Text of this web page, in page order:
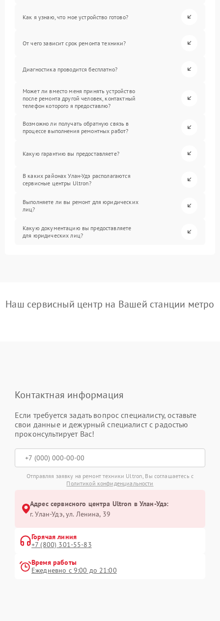
Как я узнаю, что мое устройство готово?
От чего зависит срок ремонта техники?
Диагностика проводится бесплатно?
Может ли вместо меня принять устройство
после ремонта другой человек, контактный
телефон которого я предоставлю?
Возможно ли получать обратную связь в
процессе выполнения ремонтных работ?
Какую гарантию вы предоставляете?
В каких районах Улан-Удэ располагаются
сервисные центры Ultron?
Выполняете ли вы ремонт для юридических
лиц?
Какую документацию вы предоставляете
для юридических лиц?
Наш сервисный центр на Вашей станции метро
Контактная информация
Если требуется задать вопрос специалисту, оставьте
свои данные и дежурный специалист с радостью
проконсультирует Вас!
Отправляя заявку на ремонт техники Ultron, Вы соглашаетесь с
Политикой конфиденциальности
Адрес сервисного центра Ultron в Улан-Удэ:
г. Улан-Удэ, ул. Ленина, 39
Горячая линия
+7 (800) 301-55-83
Время работы
Ежедневно с 9:00 до 21:00